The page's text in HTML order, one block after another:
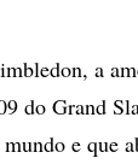
a
do Grand
e que